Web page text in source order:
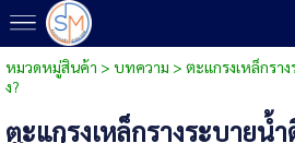
หมวดหมู่สินค้า > บทความ > ตะแกรงเหล็กรา
ง?
ตะแกรงเหล็กรางระบายน้ำ